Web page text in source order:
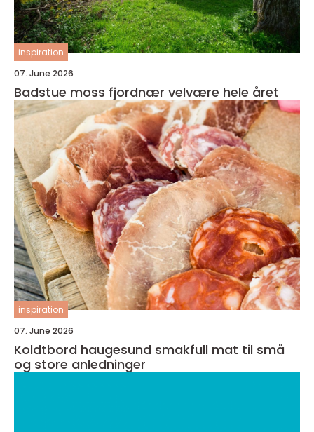
inspiration
07. June 2026
Badstue moss fjordnær velvære hele året
inspiration
07. June 2026
Koldtbord haugesund smakfull mat til små
og store anledninger